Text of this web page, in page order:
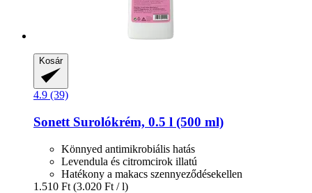
Kosár
4.9 (39)
Sonett Surolókrém, 0.5 l (500 ml)
Könnyed antimikrobiális hatás
Levendula és citromcirok illatú
Hatékony a makacs szennyeződésekellen
1.510 Ft (3.020 Ft / l)